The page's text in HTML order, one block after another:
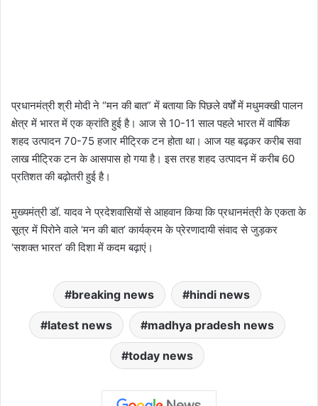
प्रधानमंत्री श्री मोदी ने “मन की बात” में बताया कि पिछले वर्षों में मधुमक्खी पालन
क्षेत्र में भारत में एक क्रांति हुई है। आज से 10-11 साल पहले भारत में वार्षिक
शहद उत्पादन 70-75 हजार मीट्रिक टन होता था। आज यह बढ़कर करीब सवा
लाख मीट्रिक टन के आसपास हो गया है। इस तरह शहद उत्पादन में करीब 60
प्रतिशत की बढ़ोतरी हुई है।
मुख्यमंत्री डॉ. यादव ने प्रदेशवासियों से आहवान किया कि प्रधानमंत्री के एकता के
सूत्र में पिरोने वाले ‘मन की बात’ कार्यक्रम के प्रेरणादायी संवाद से जुड़कर
‘सशक्त भारत’ की दिशा में कदम बढ़ाएं।
breaking news hindi news
latest news madhya pradesh news
today news